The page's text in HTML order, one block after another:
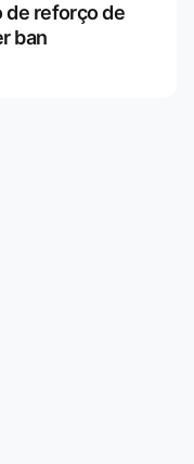
de reforço de
ban